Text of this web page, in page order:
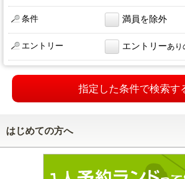
条件 満員を除外
エントリー エントリーあり
指定した条件で検索す
はじめての方へ